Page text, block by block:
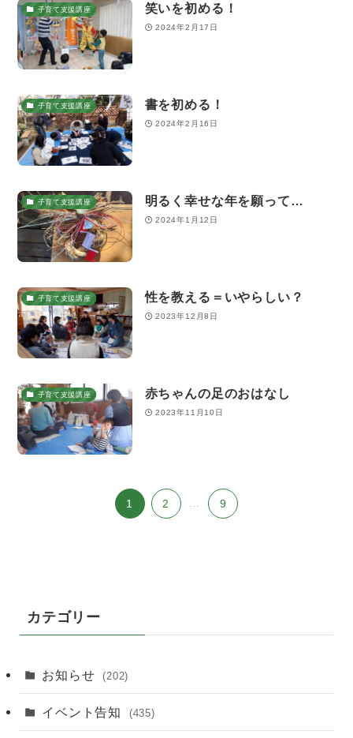
子育て支援講座 笑いを初める！
2024年2月17日
子育て支援講座 書を初める！
2024年2月16日
子育て支援講座 明るく幸せな年を願って…
2024年1月12日
子育て支援講座 性を教える＝いやらしい？
2023年12月8日
子育て支援講座 赤ちゃんの足のおはなし
2023年11月10日
1 2 9
カテゴリー
お知らせ (202)
イベント告知 (435)